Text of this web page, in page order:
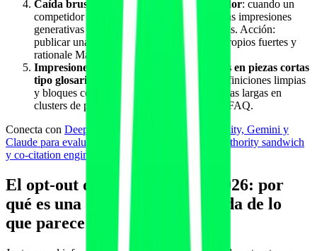
Caída brusca tras un release de competidor: cuando un
competidor publica un white paper denso, las impresiones
generativas pueden caer durante 4-8 semanas. Acción:
publicar una pieza contracíclica con datos propios fuertes y
rationale Markdown más profundo.
Impresiones bajas en piezas largas y altas en piezas cortas
tipo glosario o FAQ
: AI Mode favorece definiciones limpias
y bloques concretos. Acción: desdoblar piezas largas en
clusters de páginas hijas con definiciones y FAQ.
Conecta con Deep Research en ChatGPT, Perplexity, Gemini y
Claude para evaluación de software B2B
y con
authority sandwich
y co-citation engineering
El opt-out del 17 de junio de 2026: por
qué es una decisión más delicada de lo
que parece